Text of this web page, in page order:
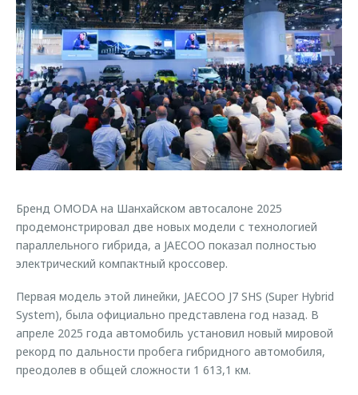
Страхование
Кредитный калькулятор
Аксессуары
Одежда и сувениры
Оригинальные аксессуары
Запчасти
Калькулятор трейд-ин
Клиентская поддержка
O&J Автоклуб
Клуб владельцев OMODA
Приложение O&J
Аксессуары
Одежда и сувениры
Запчасти
Обратная связь
Бренд OMODA на Шанхайском автосалоне 2025
продемонстрировал две новых модели с технологией
параллельного гибрида, а JAECOO показал полностью
электрический компактный кроссовер.
Первая модель этой линейки, JAECOO J7 SHS (Super Hybrid
System), была официально представлена год назад. В
апреле 2025 года автомобиль установил новый мировой
рекорд по дальности пробега гибридного автомобиля,
преодолев в общей сложности 1 613,1 км.